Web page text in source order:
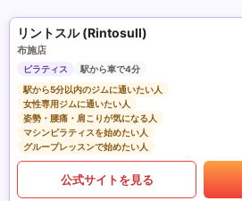
リントスル (Rintosull)
布施店
ピラティス
駅から車で4分
駅から5分以内のジムに通いたい人
女性専用ジムに通いたい人
姿勢・腰痛・肩こりが気になる人
マシンピラティスを始めたい人
グループレッスンで始めたい人
公式サイトを見る